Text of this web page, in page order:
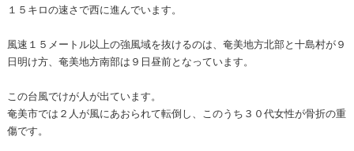
１５キロの速さで西に進んでいます。
風速１５メートル以上の強風域を抜けるのは、奄美地方北部と十島村が９
日明け方、奄美地方南部は９日昼前となっています。
この台風でけが人が出ています。
奄美市では２人が風にあおられて転倒し、このうち３０代女性が骨折の重
傷です。